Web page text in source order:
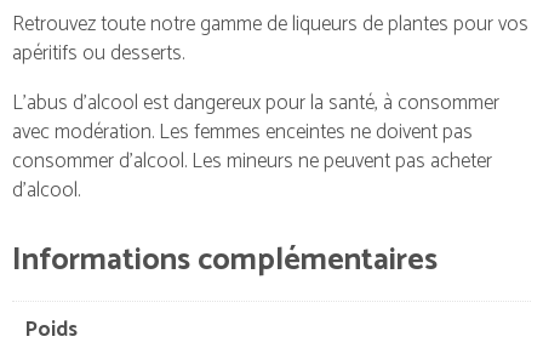
Retrouvez toutenotre gamme de liqueurs de plantes pour vos
apéritifs ou desserts.
L’abus d’alcool est dangereux pour la santé, à consommer
avec modération. Les femmes enceintes ne doivent pas
consommer d’alcool. Les mineurs ne peuvent pas acheter
d’alcool.
Informations complémentaires
Poids